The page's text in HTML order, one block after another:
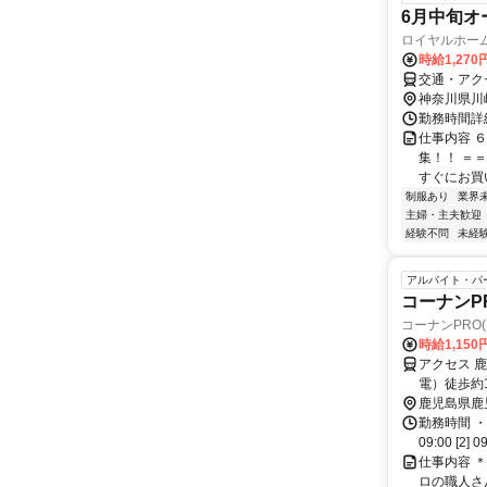
6月中旬オ
ロイヤルホー
時給1,270
交通・ア
神奈川県
勤務時間詳
仕事内容
集！！ ＝
すぐにお買
制服あり
業界
主婦・主夫歓迎
経験不問
未経
アルバイト・パ
コーナン
コーナン
時給1,150
アクセス
電）徒歩
鹿児島県
勤務時間
09:00 [2]
仕事内容
ロの職人